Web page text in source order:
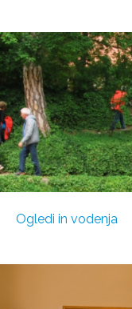
Ogledi in vodenja